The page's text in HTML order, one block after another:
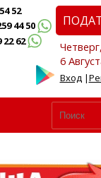
52
44 50
22 62
Четверг,
6
Вход|